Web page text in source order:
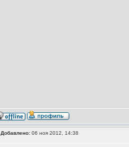
Добавлено:06 ноя 2012, 14:38